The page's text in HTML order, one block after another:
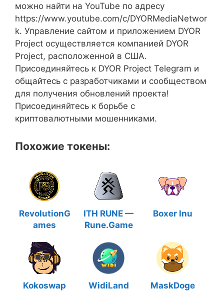
можно найти на YouTube по адресу
https://www.youtube.com/c/DYORMediaNetwor
k. Управление сайтом и приложением DYOR
Project осуществляется компанией DYOR
Project, расположенной в США.
Присоединяйтесь к DYOR Project Telegram и
общайтесь с разработчиками и сообществом
для получения обновлений проекта!
Присоединяйтесь к борьбе с
криптовалютными мошенниками.
Похожие токены:
RevolutionG
ames
ITH RUNE —
Rune.Game
Boxer Inu
Kokoswap WidiLand MaskDoge